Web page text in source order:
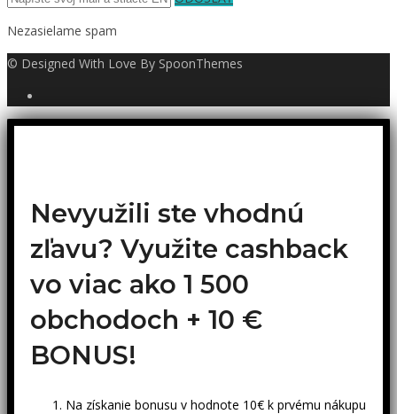
Nezasielame spam
© Designed With Love By SpoonThemes
Nevyužili ste vhodnú
zľavu? Využite cashback
vo viac ako 1 500
obchodoch + 10 €
BONUS!
Na získanie bonusu v hodnote 10€ k prvému nákupu